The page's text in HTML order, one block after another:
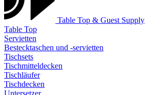
Table Top & Guest Supply
Table Top
Servietten
Bestecktaschen und -servietten
Tischsets
Tischmitteldecken
Tischläufer
Tischdecken